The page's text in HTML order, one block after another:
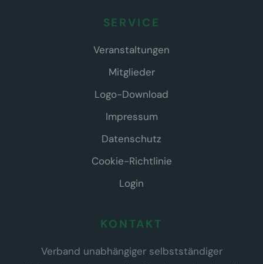
SERVICE
Veranstaltungen
Mitglieder
Logo-Download
Impressum
Datenschutz
Cookie-Richtlinie
Login
KONTAKT
Verband unabhängiger selbstständiger